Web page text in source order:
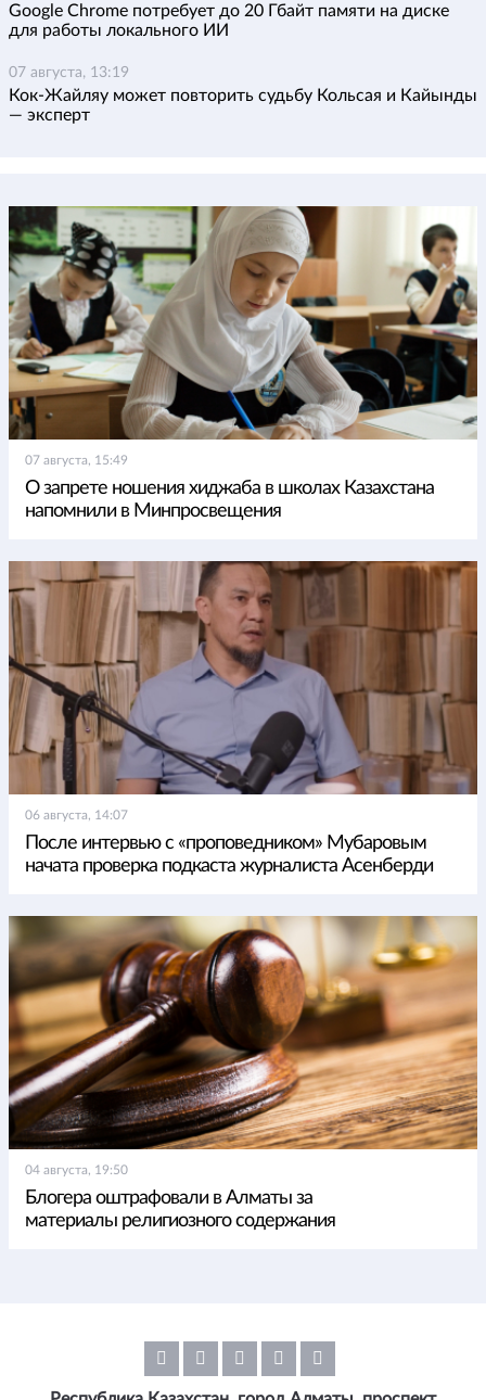
Google Chrome потребует до 20 Гбайт памяти на диске
для работы локального ИИ
07 августа, 13:19
Кок-Жайляу может повторить судьбу Кольсая и Кайынды
— эксперт
07 августа, 15:49
О запрете ношения хиджаба в школах Казахстана
напомнили в Минпросвещения
06 августа, 14:07
После интервью с «проповедником» Мубаровым
начата проверка подкаста журналиста Асенберди
04 августа, 19:50
Блогера оштрафовали в Алматы за
материалы религиозного содержания